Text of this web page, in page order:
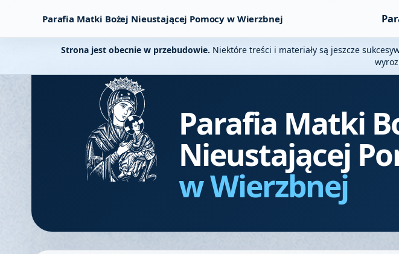
Parafia Matki Bożej Nieustającej Pomocy w Wierzbnej
Strona jest obecnie w przebudowie. Niektóre treści i materiały są jeszcze
Parafia Matki
Nieustającej
w Wierzbnej